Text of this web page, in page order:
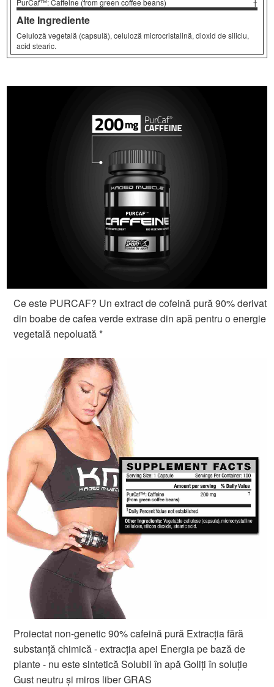
Alte Ingrediente
Celuloză vegetală (capsulă), celuloză microcristalină, dioxid de siliciu,
acid stearic.
Ce este PURCAF? Un extract de cofeină pură 90% derivat
din boabe de cafea verde extrase din apă pentru o energie
vegetală nepoluată *
Proiectat non-genetic 90% cafeină pură Extracția fără
substanță chimică - extracția apei Energia pe bază de
plante - nu este sintetică Solubil în apă Goliți în soluție
Gust neutru și miros liber GRAS